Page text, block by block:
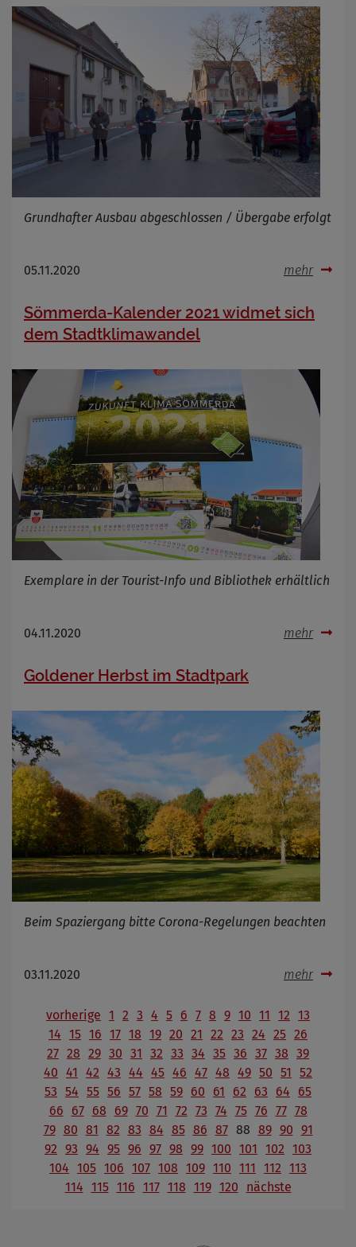
Grundhafter Ausbau abgeschlossen / Übergabe erfolgt
05.11.2020 mehr
Sömmerda-Kalender 2021 widmet sich
dem Stadtklimawandel
Exemplare in der Tourist-Info und Bibliothek erhältlich
04.11.2020 mehr
Goldener Herbst im Stadtpark
Beim Spaziergang bitte Corona-Regelungen beachten
03.11.2020 mehr
vorherige 1 2 3 4 5 6 7 8 9 10 11 12 13
14 15 16 17 18 19 20 21 22 23 24 25 26
27 28 29 30 31 32 33 34 35 36 37 38 39
40 41 42 43 44 45 46 47 48 49 50 51
52
53 54 55 56 57 58 59 60 61 62 63 64
65
66
67 68 69 70 71 72 73 74 75 76 77 78
79 80 81 82 83 84 85 86 87 88 89 90 91
92 93 94 95 96 97 98 99 100 101 102 103
104 105 106 107 108 109 110 111 112 113
114 115 116 117 118 119 120 nächste